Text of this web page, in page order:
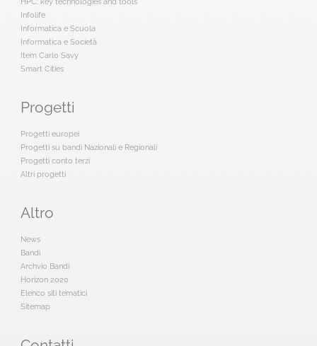
Infolife
Informatica e Scuola
Informatica e Società
Item Carlo Savy
Smart Cities
Progetti
Progetti europei
Progetti su bandi Nazionali e Regionali
Progetti conto terzi
Altri progetti
Altro
News
Bandi
Archvio Bandi
Horizon 2020
Elenco siti tematici
Sitemap